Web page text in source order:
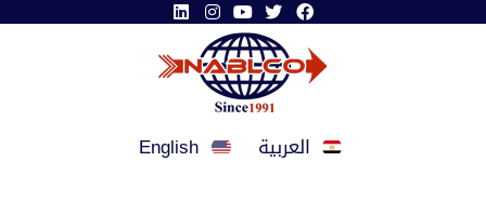
العربية English